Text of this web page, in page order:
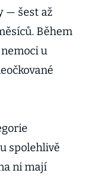
— šest až
Během
u
spolehlivě
ni mají